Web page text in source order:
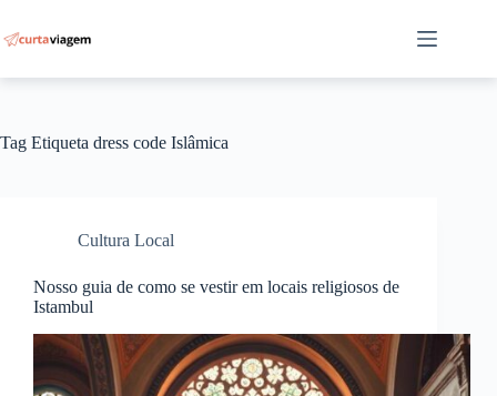
para
o
Tag Etiqueta dress code Islâmica
Cultura Local
Nosso guia de como se vestir em locais religiosos de
Istambul